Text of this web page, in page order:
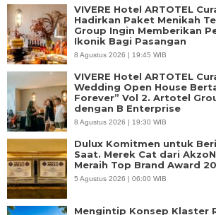
VIVERE Hotel ARTOTEL
Hadirkan Paket Menikah
Group Ingin Memberikan
Ikonik Bagi Pasangan
8 Agustus 2026 | 19:45 WIB
VIVERE Hotel ARTOTEL
Wedding Open House
Forever” Vol 2. Artotel
dengan B Enterprise
8 Agustus 2026 | 19:30 WIB
Dulux Komitmen untuk
Saat. Merek Cat dari
Meraih Top Brand Award
5 Agustus 2026 | 06:00 WIB
Mengintip Konsep Klaster